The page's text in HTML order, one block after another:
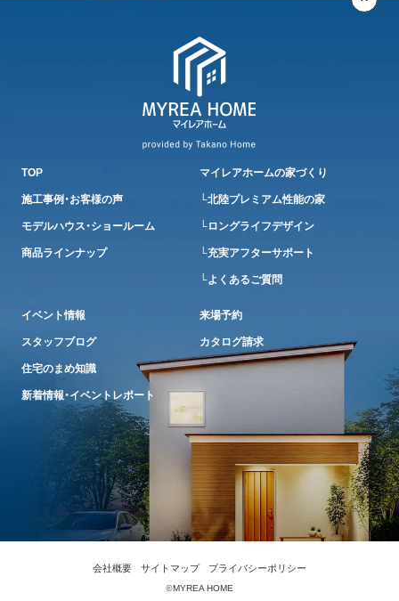
TOP
施工事例・お客様の声
モデルハウス・ショールーム
商品ラインナップ
マイレアホームの家づくり
└北陸プレミアム性能の家
└ロングライフデザイン
└充実アフターサポート
└よくあるご質問
イベント情報
スタッフブログ
住宅のまめ知識
新着情報・イベントレポート
来場予約
カタログ請求
©MYREA HOME
会社概要 サイトマップ プライバシーポリシー